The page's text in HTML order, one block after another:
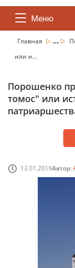
Меню
Главная ...
или и...
Порошенко
томос" или
13.01.2019Автор: